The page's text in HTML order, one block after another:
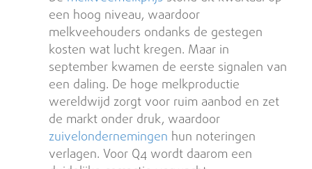
een hoog niveau, waardoor
melkveehouders ondanks de gestegen
kosten wat lucht kregen. Maar in
september kwamen de eerste signalen van
een daling. De hoge melkproductie
wereldwijd zorgt voor ruim aanbod en zet
de markt onder druk, waardoor
zuivelondernemingen hun noteringen
verlagen. Voor Q4 wordt daarom een